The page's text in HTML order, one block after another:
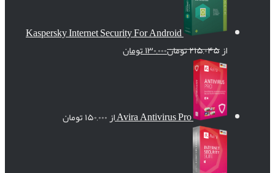
Kaspersky Internet Security For Android
از۲۱۵,۰۴۵تومان۱۳۰,۰۰۰تومان
Avira Antivirus Proاز۱۵۰,۰۰۰تومان